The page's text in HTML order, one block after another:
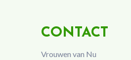
CONTACT
Vrouwen van Nu